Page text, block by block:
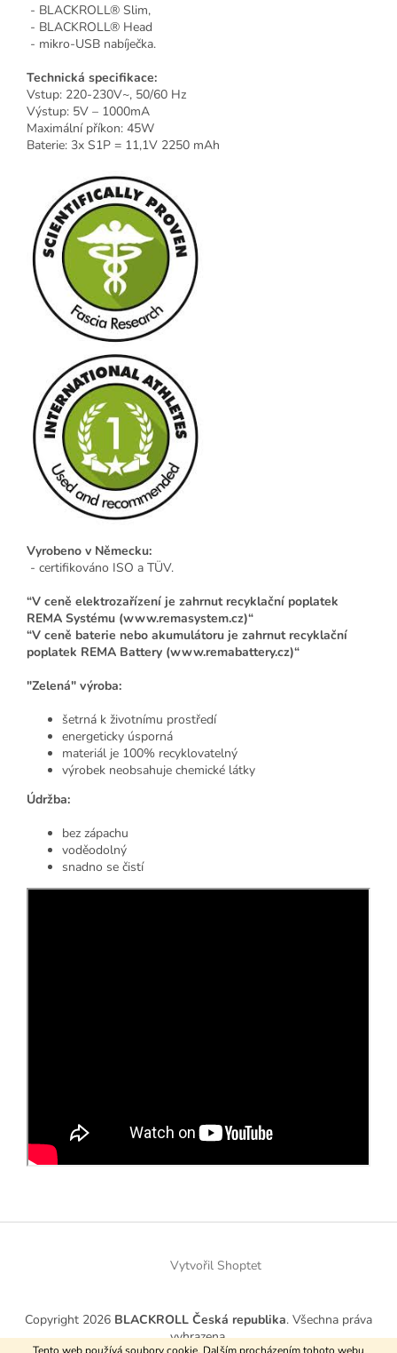
- BLACKROLL® Slim,
- BLACKROLL® Head
- mikro-USB nabíječka.
Technická specifikace:
Vstup: 220-230V~, 50/60 Hz
Výstup: 5V – 1000mA
Maximální příkon: 45W
Baterie: 3x S1P = 11,1V 2250 mAh
Vyrobeno v Německu:
- certifikováno ISO a TÜV.
“V ceně elektrozařízení je zahrnut recyklační poplatek
REMA Systému (www.remasystem.cz)“
“V ceně baterie nebo akumulátoru je zahrnut recyklační
poplatek REMA Battery (www.remabattery.cz)“
"Zelená" výroba:
šetrná k životnímu prostředí
energeticky úsporná
materiál je 100% recyklovatelný
výrobek neobsahuje chemické látky
Údržba:
bez zápachu
voděodolný
snadno se čistí
Z
Vytvořil Shoptet
Copyright 2026 BLACKROLL Česká republika. Všechna práva
vyhrazena.